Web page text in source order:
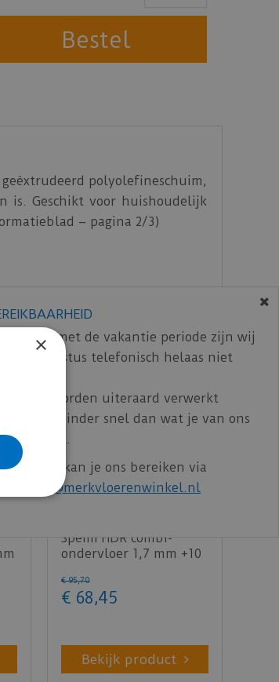
polyolefineschuim,
is. Geschikt voor huishoudelijk
– pagina 2/3)
vloerkoeling is dat slechts
Spemi HDR combi-
ondervloer 1,7 mm +10
€ 95,70
€ 68,45
Bekijk product
verband met de vakantie periode zijn wij
14 augustus telefonisch helaas niet
worden uiteraard verwerkt
iets minder snel dan wat je van ons
bent.
vragen kan je ons bereiken via
info@merkvloerenwinkel.nl
×